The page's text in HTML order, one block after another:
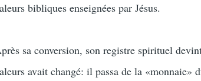
bibliques enseignées par Jésus.
sa conversion, son registre spirituel
avait changé: il passa de la «monnaie»